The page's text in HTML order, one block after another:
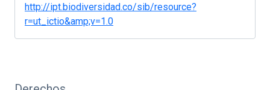
http://ipt.biodiversidad.co/sib/resource?
r=ut_ictio&amp;v=1.0